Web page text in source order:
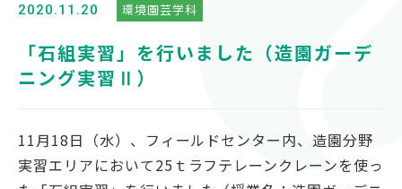
対象者別
受験生の方
保護者の方
高校教員の方
2020.11.20 環境園芸学科
「石組実習」を行いました（造園ガーデ
ニング実習Ⅱ）
11月18日（水）、フィールドセンター内、造園分野
実習エリアにおいて25ｔラフテレーンクレーンを使っ